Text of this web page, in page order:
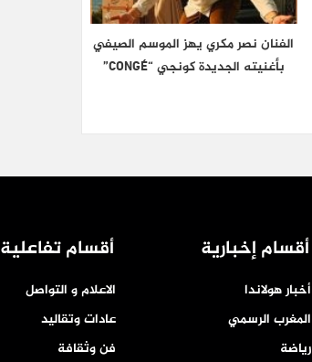
الفنان نصر مكري يهز الموسم الصيفي
بأغنيته الجديدة كونجي “CONGÉ”
أقسام إخبارية
أخبار هولاندا
المغرب الرسمي
رياضة
أقسام تفاعلية
الاعلام و التواصل
عادات وتقاليد
فن وثقافة